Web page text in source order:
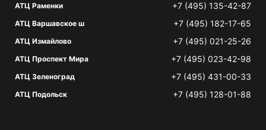
АТЦ Раменки +7 (495) 135-42-87
АТЦ Варшавское ш +7 (495) 182-17-65
АТЦ Измайлово +7 (495) 021-25-26
АТЦ Проспект Мира +7 (495) 023-42-98
АТЦ Зеленоград +7 (495) 431-00-33
АТЦ Подольск +7 (495) 128-01-88